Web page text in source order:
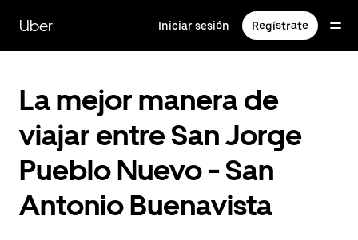
contenido
principal
Uber Iniciar sesión Regístrate
La mejor manera de
viajar entre San Jorge
Pueblo Nuevo - San
Antonio Buenavista